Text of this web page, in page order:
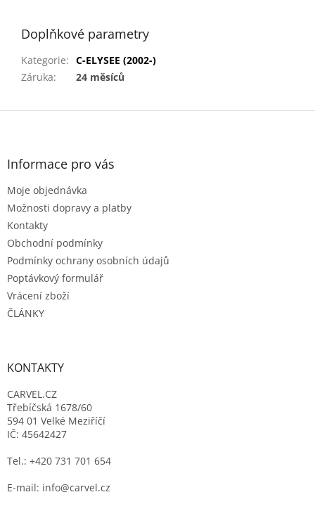
Doplňkové parametry
Kategorie: C-ELYSEE (2002-)
Záruka: 24 měsíců
Z
Informace pro vás
Moje objednávka
Možnosti dopravy a platby
Kontakty
Obchodní podmínky
Podmínky ochrany osobních údajů
Poptávkový formulář
Vrácení zboží
ČLÁNKY
KONTAKTY
CARVEL.CZ
Třebíčská 1678/60
594 01 Velké Meziříčí
IČ: 45642427
Tel.: +420 731 701 654
E-mail: info@carvel.cz